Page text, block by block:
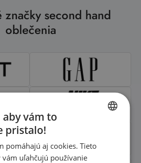
značky second hand
oblečenia
ENGLISH
aby vám to
pristalo!
pomáhajú aj cookies. Tieto
vám uľahčujú používanie